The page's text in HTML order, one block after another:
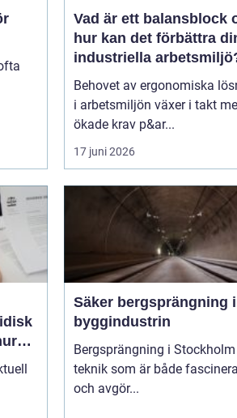
Vad är ett balansblock
hur kan det förbättra
industriella
Behovet av ergonomiska
i arbetsmiljön växer i takt
ökade krav p&ar...
17 juni 2026
Säker bergsprängning
byggindustrin
Bergsprängning i
teknik som är både
och avgör...